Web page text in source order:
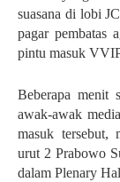
suasana di lobi
pagar pembatas
pintu masuk
Beberapa menit
awak-awak
masuk tersebut,
urut 2 Prabowo
dalam Plenary